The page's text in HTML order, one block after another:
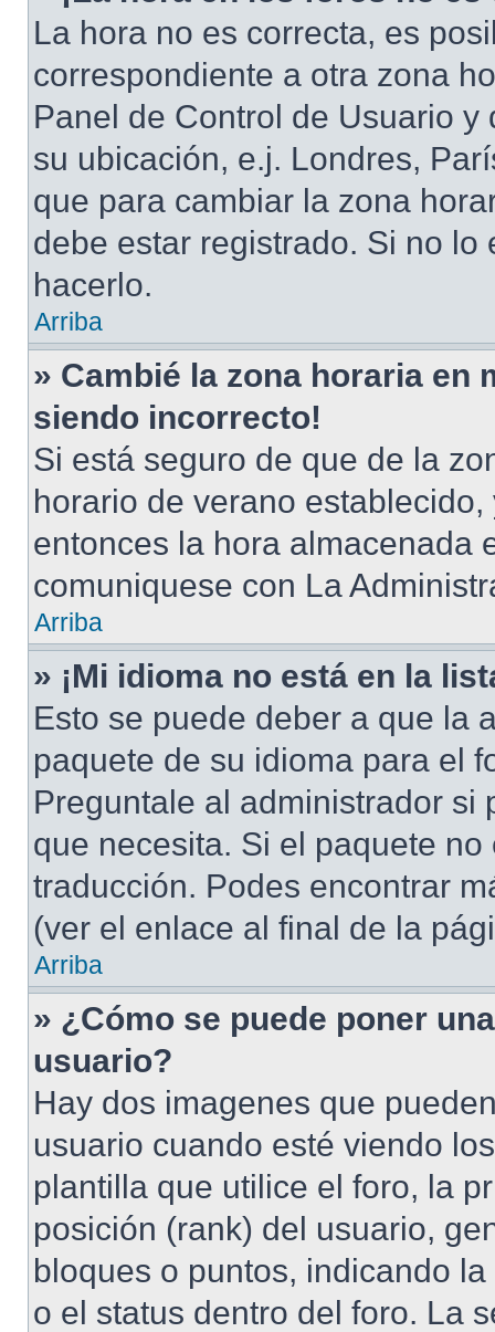
La hora no es correcta, es
correspondiente a otra zona
Panel de Control de Usuario
su ubicación, e.j. Londres,
que para cambiar la zona
debe estar registrado. Si no
hacerlo.
Arriba
» Cambié la zona horaria en
siendo incorrecto!
Si está seguro de que de la
horario de verano
entonces la hora almacenada
comuniquese con La
Arriba
» ¡Mi idioma no está en la
Esto se puede deber a que la
paquete de su idioma para el
Preguntale al administrador si
que necesita. Si el paquete
traducción. Podes encontrar
(ver el enlace al final de la
Arriba
» ¿Cómo se puede poner
usuario?
Hay dos imagenes que
usuario cuando esté viendo
plantilla que utilice el foro, la
posición (rank) del usuario,
bloques o puntos, indicando
o el status dentro del foro. La